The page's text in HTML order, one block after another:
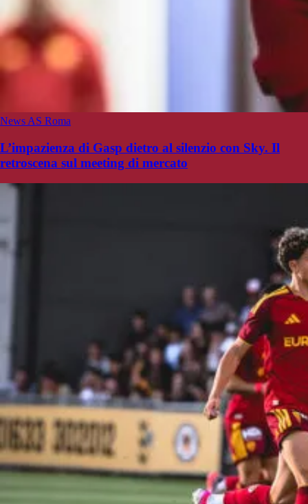
News AS Roma
L’impazienza di Gasp dietro al silenzio con Sky. Il
retroscena sul meeting di mercato